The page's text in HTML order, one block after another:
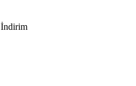
İndirim